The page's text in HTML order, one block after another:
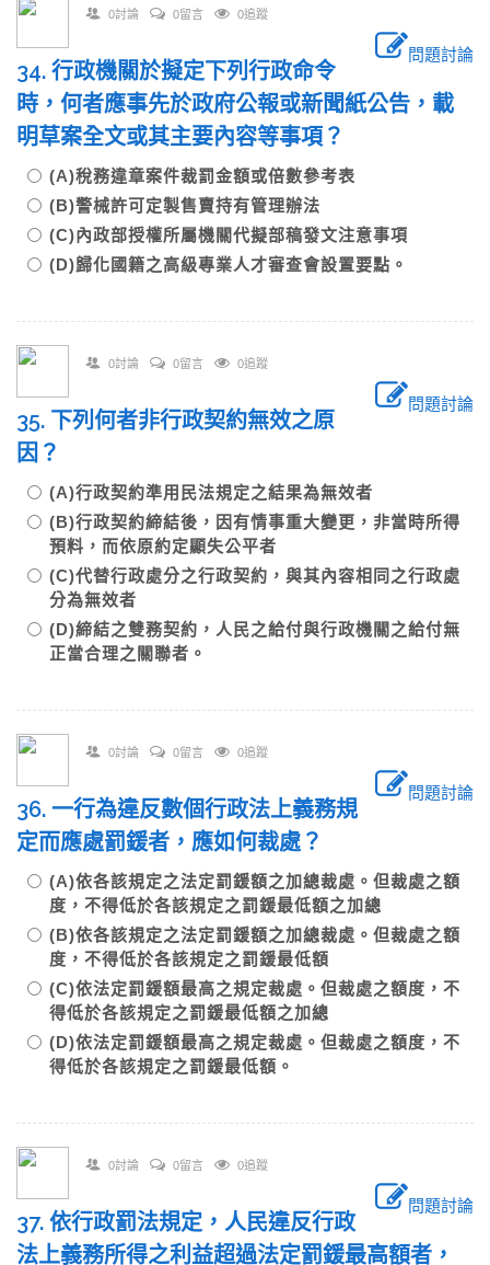
0討論 0留言 0追蹤
問題討論
34. 行政機關於擬定下列行政命令
時，何者應事先於政府公報或新聞紙公告，載
明草案全文或其主要內容等事項？
(A)稅務違章案件裁罰金額或倍數參考表
(B)警械許可定製售賣持有管理辦法
(C)內政部授權所屬機關代擬部稿發文注意事項
(D)歸化國籍之高級專業人才審查會設置要點。
0討論 0留言 0追蹤
問題討論
35. 下列何者非行政契約無效之原
因？
(A)行政契約準用民法規定之結果為無效者
(B)行政契約締結後，因有情事重大變更，非當時所得
預料，而依原約定顯失公平者
(C)代替行政處分之行政契約，與其內容相同之行政處
分為無效者
(D)締結之雙務契約，人民之給付與行政機關之給付無
正當合理之關聯者。
0討論 0留言 0追蹤
問題討論
36. 一行為違反數個行政法上義務規
定而應處罰鍰者，應如何裁處？
(A)依各該規定之法定罰鍰額之加總裁處。但裁處之額
度，不得低於各該規定之罰鍰最低額之加總
(B)依各該規定之法定罰鍰額之加總裁處。但裁處之額
度，不得低於各該規定之罰鍰最低額
(C)依法定罰鍰額最高之規定裁處。但裁處之額度，不
得低於各該規定之罰鍰最低額之加總
(D)依法定罰鍰額最高之規定裁處。但裁處之額度，不
得低於各該規定之罰鍰最低額。
0討論 0留言 0追蹤
問題討論
37. 依行政罰法規定，人民違反行政
法上義務所得之利益超過法定罰鍰最高額者，